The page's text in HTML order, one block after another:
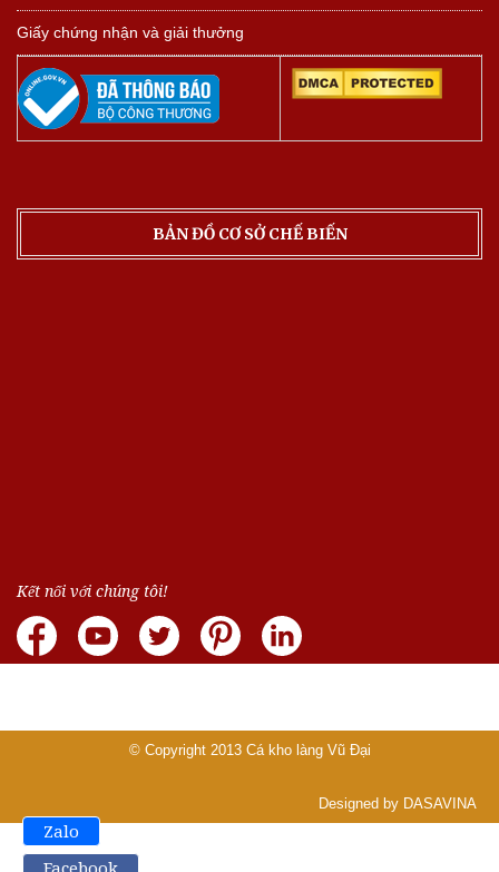
Giấy chứng nhận và giải thưởng
BẢN ĐỒ CƠ SỞ CHẾ BIẾN
Kết nối với chúng tôi!
© Copyright 2013 Cá kho làng Vũ Đại
Designed by DASAVINA
Zalo